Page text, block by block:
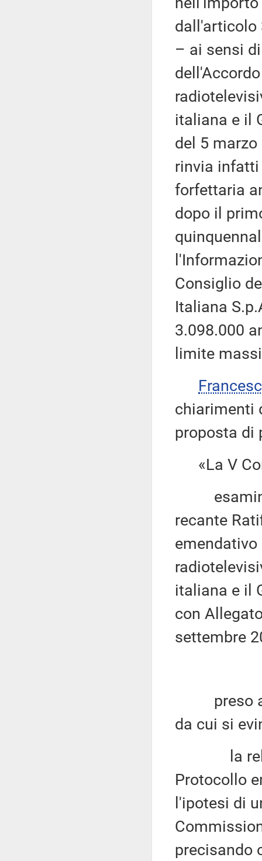
dall'articolo
– ai sensi
italiana e il
del 5
rinvia
forfettaria
dopo il
Consiglio
Italiana
3.098.000
limite
chiarimenti
proposta di
«La V
recante
italiana e il
con
settembre
preso
da cui si
la
Protocollo
l'ipotesi di
precisando